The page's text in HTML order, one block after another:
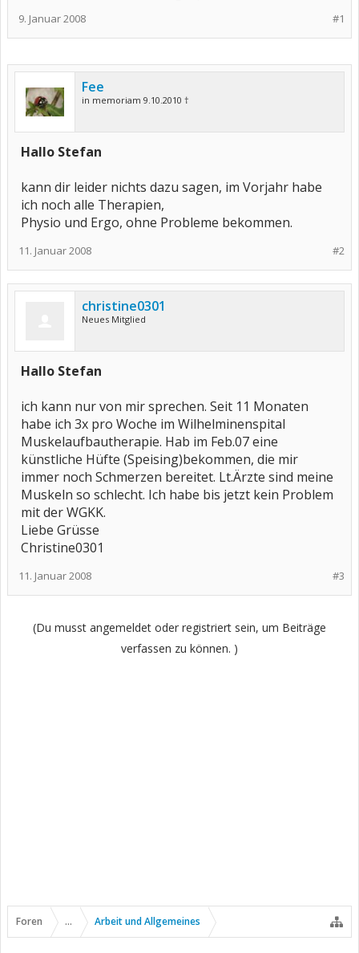
#1
9. Januar 2008
Fee
in memoriam 9.10.2010 †
Hallo Stefan
kann dir leider nichts dazu sagen, im Vorjahr habe
ich noch alle Therapien,
Physio und Ergo, ohne Probleme bekommen.
#2
11. Januar 2008
christine0301
Neues Mitglied
Hallo Stefan
ich kann nur von mir sprechen. Seit 11 Monaten
habe ich 3x pro Woche im Wilhelminenspital
Muskelaufbautherapie. Hab im Feb.07 eine
künstliche Hüfte (Speising)bekommen, die mir
immer noch Schmerzen bereitet. Lt.Ärzte sind meine
Muskeln so schlecht. Ich habe bis jetzt kein Problem
mit der WGKK.
Liebe Grüsse
Christine0301
#3
11. Januar 2008
(Du musst angemeldet oder registriert sein, um Beiträge
verfassen zu können. )
Foren ... Arbeit und Allgemeines